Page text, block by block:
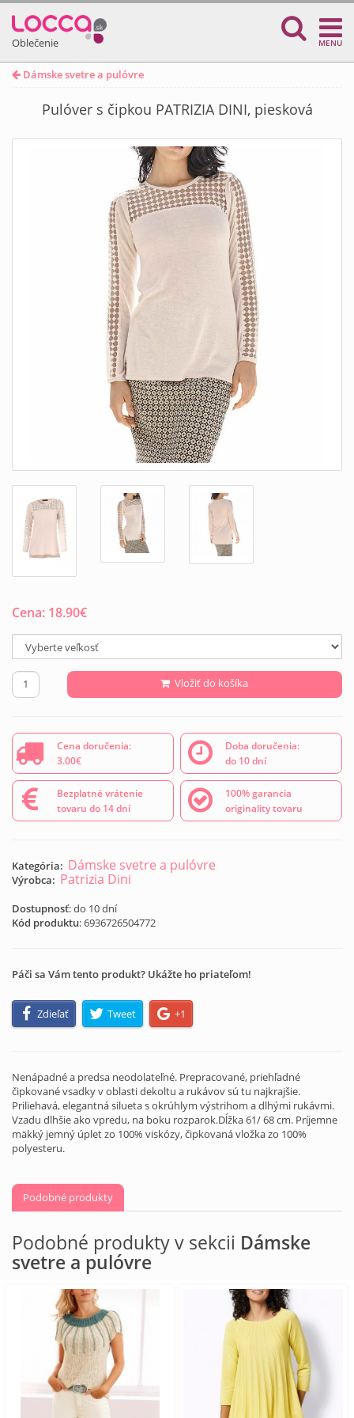
Oblečenie MENU
Dámske svetre a pulóvre
Pulóver s čipkou PATRIZIA DINI, piesková
Cena: 18.90€
Vložiť do košíka
Cena doručenia:
3.00€
Doba doručenia:
do 10 dní
Bezplatné vrátenie
tovaru do 14 dní
100% garancia
originality tovaru
Kategória: Dámske svetre a pulóvre
Výrobca: Patrizia Dini
Dostupnosť: do 10 dní
Kód produktu:6936726504772
Páči sa Vám tento produkt? Ukážte ho priateľom!
Zdieľať Tweet +1
Nenápadné a predsa neodolateľné. Prepracované, priehľadné
čipkované vsadky v oblasti dekoltu a rukávov sú tu najkrajšie.
Priliehavá, elegantná silueta s okrúhlym výstrihom a dlhými rukávmi.
Vzadu dlhšie ako vpredu, na boku rozparok.Dĺžka 61/ 68 cm. Príjemne
mäkký jemný úplet zo 100% viskózy, čipkovaná vložka zo 100%
polyesteru.
Podobné produkty
Podobné produkty v sekcii Dámske
svetre a pulóvre